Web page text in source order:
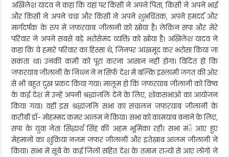
अखिलेश यादव ने कहा कि यहां पर किसी ने अपने पिता, किसी ने अपने भाई
और किसी ने अपने चचा और किसी ने अपने शुभचिंतक, अपने हमदर्द और
मार्गदर्षक के रुप में जफरयाब जीलानी को खोया है। लेकिन सपा और मेरे
परिवार ने अपने सबसे बड़े भरोसेमंद व्यक्ति को खोया है। अखिलेश यादव ने
कहा कि वे हमारे परिवार का हिस्सा थे, जिनपर आंखमूंद कर भरोसा किया जा
सकता था। उनकी कमी को पूरा करना आसान नहीं होगा। विदित हो कि
जफरयाब जीलानी के निधन ने न सिर्फ देश में बल्कि इस्लामी जगत की ओर
से भी बहुत दुख प्रकट किया गया। मालूम हो कि जफरयाब जीलानी को विष्व
के कई देश में उन्हें अपनी श्रद्धांजलि देने के लिए, शोकसभाओं का आयोजन
किया गया। वहीं इस श्रद्धांजलि सभा का संचालन जफरयाब जीलानी के
करीबी डाॅ- मोहम्मद कमर आलम ने किया। सभा को कामयाब बनाने के लिए,
सपा के युवा नेता सिद्धार्थ सिंह की अहम भूमिका रही। सभा मंे आए हुए
मेहमानों का शुक्रिया नजम जफर जीलानी और इंतेखाब आलम जीलानी ने
किया। सभा में सूबे के कई जिलों सहित देश के तमाम राज्यों से आए लोगों ने